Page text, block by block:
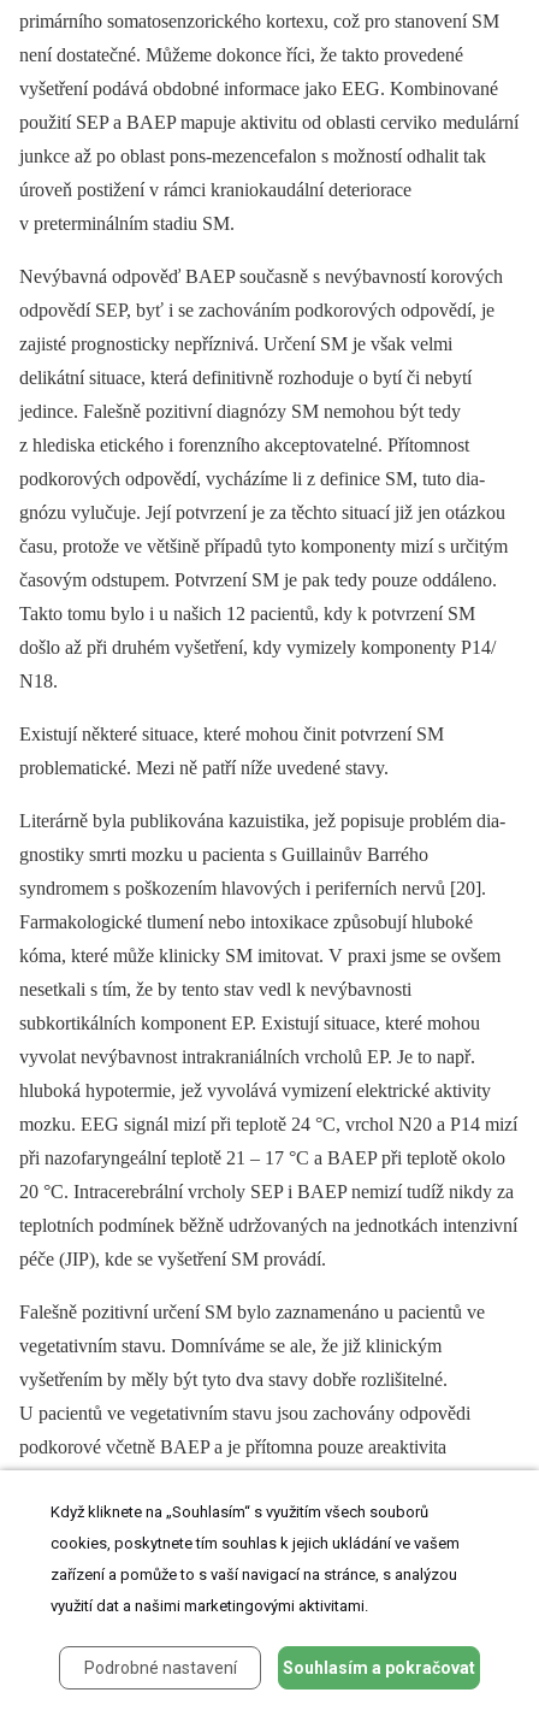
primárního somatosenzorického kortexu, což pro stanovení SM
není dostatečné. Můžeme dokonce říci, že takto provedené
vyšetření podává obdobné informace jako EEG. Kombinované
použití SEP a BAEP mapuje aktivitu od oblasti cerviko medulární
junkce až po oblast pons-mezencefalon s možností odhalit tak
úroveň postižení v rámci kraniokaudální deteriorace
v preterminálním stadiu SM.
Nevýbavná odpověď BAEP současně s nevýbavností korových
odpovědí SEP, byť i se zachováním podkorových odpovědí, je
zajisté prognosticky nepříznivá. Určení SM je však velmi
delikátní situace, která definitivně rozhoduje o bytí či nebytí
jedince. Falešně pozitivní dia­gnózy SM nemohou být tedy
z hlediska etického i forenzního akceptovatelné. Přítomnost
podkorových odpovědí, vycházíme li z definice SM, tuto dia­
gnózu vylučuje. Její potvrzení je za těchto situací již jen otázkou
času, protože ve většině případů tyto komponenty mizí s určitým
časovým odstupem. Potvrzení SM je pak tedy pouze oddáleno.
Takto tomu bylo i u našich 12 pacientů, kdy k potvrzení SM
došlo až při druhém vyšetření, kdy vymizely komponenty P14/
N18.
Existují ně­kte­ré situace, které mohou činit potvrzení SM
problematické. Mezi ně patří níže uvedené stavy.
Literárně byla publikována kazuistika, jež popisuje problém dia­
gnostiky smrti mozku u pacienta s Guillainův Barrého
syndromem s poškozením hlavových i periferních nervů [20].
Farmakologické tlumení nebo intoxikace způsobují hluboké
kóma, které může klinicky SM imitovat. V praxi jsme se ovšem
nesetkali s tím, že by tento stav vedl k nevýbavnosti
subkortikálních komponent EP. Existují situace, které mohou
vyvolat nevýbavnost intrakraniálních vrcholů EP. Je to např.
hluboká hypotermie, jež vyvolává vymizení elektrické aktivity
mozku. EEG signál mizí při teplotě 24 °C, vrchol N20 a P14 mizí
při nazofaryngeální teplotě 21 –⁠ 17 °C a BAEP při teplotě okolo
20 °C. Intracerebrální vrcholy SEP i BAEP nemizí tudíž nikdy za
teplotních podmínek běžně udržovaných na jednotkách intenzivní
péče (JIP), kde se vyšetření SM provádí.
Falešně pozitivní určení SM bylo zaznamenáno u pacientů ve
vegetativním stavu. Domníváme se ale, že již klinickým
vyšetřením by měly být tyto dva stavy dobře rozlišitelné.
U pacientů ve vegetativním stavu jsou zachovány odpovědi
podkorové včetně BAEP a je přítomna pouze areaktivita
EP by tedy nemělo docházet k záměně těchto dvou klinických
jednotek.
Jako nedostatek EP je uváděno, že EP jsou citlivé k rušivým
zkušeností při vyšetřování EP na JIP nemůžeme potvrdit závažné
Když kliknete na „Souhlasím“ s využitím všech souborů
cookies, poskytnete tím souhlas k jejich ukládání ve vašem
zařízení a pomůže to s vaší navigací na stránce, s analýzou
využití dat a našimi marketingovými aktivitami.
Podrobné nastavení Souhlasím a pokračovat